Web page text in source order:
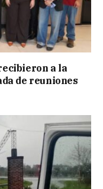
a la
de reuniones